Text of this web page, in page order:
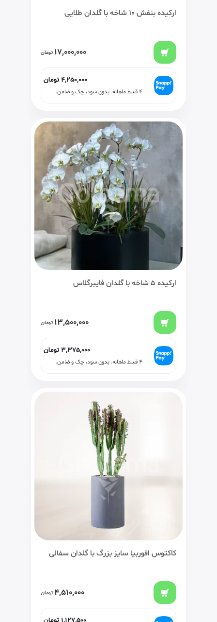
ارکیده بنفش 10 شاخه با گلدان طلایی
17,000,000 تومان
4,250,000 تومان
۴ قسط ماهانه. بدون سود، چک و ضامن.
ارکیده 5 شاخه با گلدان فایبرگلاس
13,500,000 تومان
3,375,000 تومان
۴ قسط ماهانه. بدون سود، چک و ضامن.
کاکتوس افوربیا سایز بزرگ با گلدان سفالی
4,510,000 تومان